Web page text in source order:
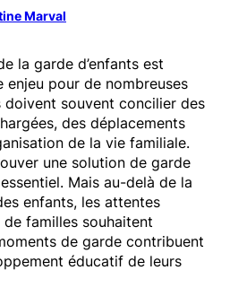
Marval
la garde d’enfants est
enjeu pour de nombreuses
doivent souvent concilier des
des déplacements
de la vie familiale.
une solution de garde
Mais au-delà de la
enfants, les attentes
familles souhaitent
de garde contribuent
éducatif de leurs